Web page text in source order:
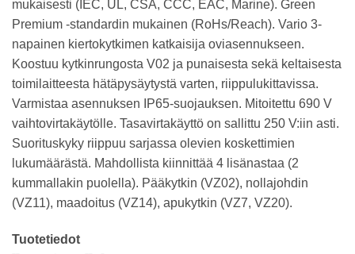
mukaisesti (IEC, UL, CSA, CCC, EAC, Marine). Green
Premium -standardin mukainen (RoHs/Reach). Vario 3-
napainen kiertokytkimen katkaisija oviasennukseen.
Koostuu kytkinrungosta V02 ja punaisesta sekä keltaisesta
toimilaitteesta hätäpysäytystä varten, riippulukittavissa.
Varmistaa asennuksen IP65-suojauksen. Mitoitettu 690 V
vaihtovirtakäytölle. Tasavirtakäyttö on sallittu 250 V:iin asti.
Suorituskyky riippuu sarjassa olevien koskettimien
lukumäärästä. Mahdollista kiinnittää 4 lisänastaa (2
kummallakin puolella). Pääkytkin (VZ02), nollajohdin
(VZ11), maadoitus (VZ14), apukytkin (VZ7, VZ20).
Tuotetiedot